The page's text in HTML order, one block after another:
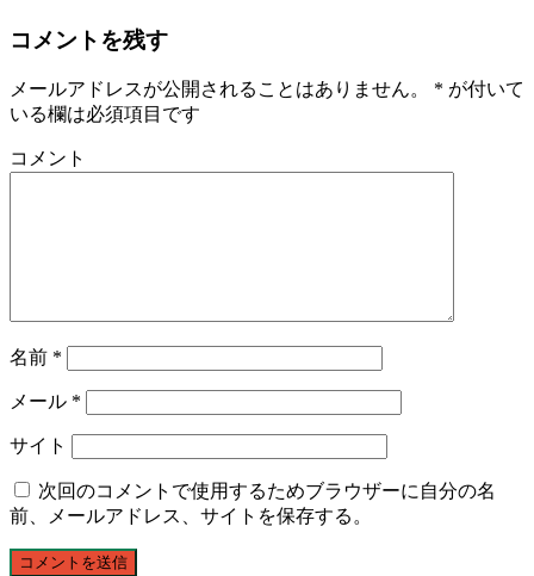
コメントを残す
メールアドレスが公開されることはありません。 * が付いて
いる欄は必須項目です
コメント
名前 *
メール *
サイト
次回のコメントで使用するためブラウザーに自分の名
前、メールアドレス、サイトを保存する。